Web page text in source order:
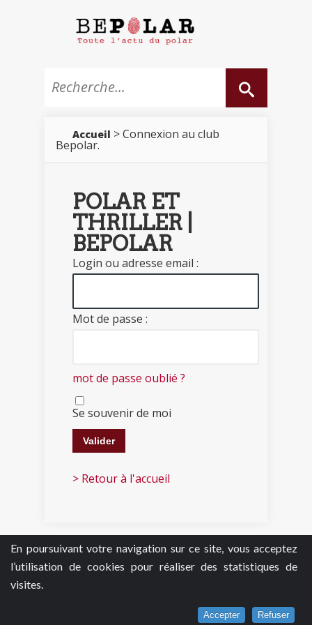
En poursuivant votre navigation sur ce site, vous acceptez
l’utilisation de cookies pour réaliser des statistiques de
visites.
Accepter Refuser
Accueil > Connexion au club
Bepolar.
POLAR ET
THRILLER |
BEPOLAR
Login ou adresse email :
Mot de passe :
mot de passe oublié ?
Se souvenir de moi
> Retour à l'accueil